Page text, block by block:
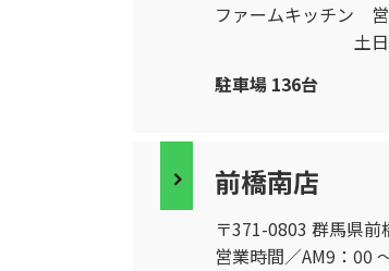
ファームキッチン
土日祝
駐車場 136台
前橋南店
〒371-0803 群馬県
営業時間／AM9：00